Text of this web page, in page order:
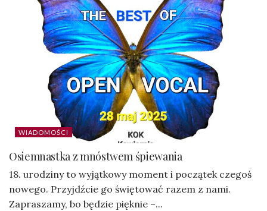
WIADOMOŚCI
Osiemnastka z mnóstwem śpiewania
18. urodziny to wyjątkowy moment i początek czegoś
nowego. Przyjdźcie go świętować razem z nami.
Zapraszamy, bo będzie pięknie –...